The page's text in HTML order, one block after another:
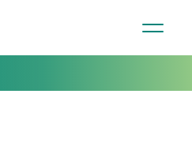
English